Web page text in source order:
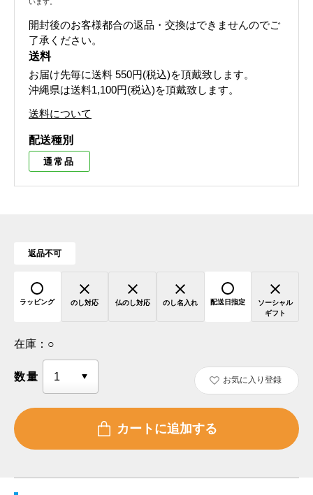
います。
開封後のお客様都合の返品・交換はできませんのでご
了承ください。
送料
お届け先毎に送料 550円(税込)を頂戴致します。
沖縄県は送料1,100円(税込)を頂戴致します。
送料について
配送種別
通常品
返品不可
ラッピング のし対応 仏のし対応 のし名入れ 配送日指定
ソーシャル
ギフト
在庫： ○
数量 お気に入り登録